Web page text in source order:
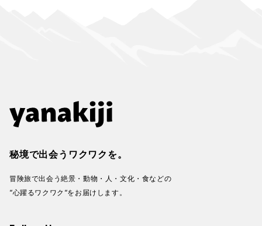
秘境で出会うワクワクを。
冒険旅で出会う絶景・動物・人・文化・食などの
“心躍るワクワク“をお届けします。